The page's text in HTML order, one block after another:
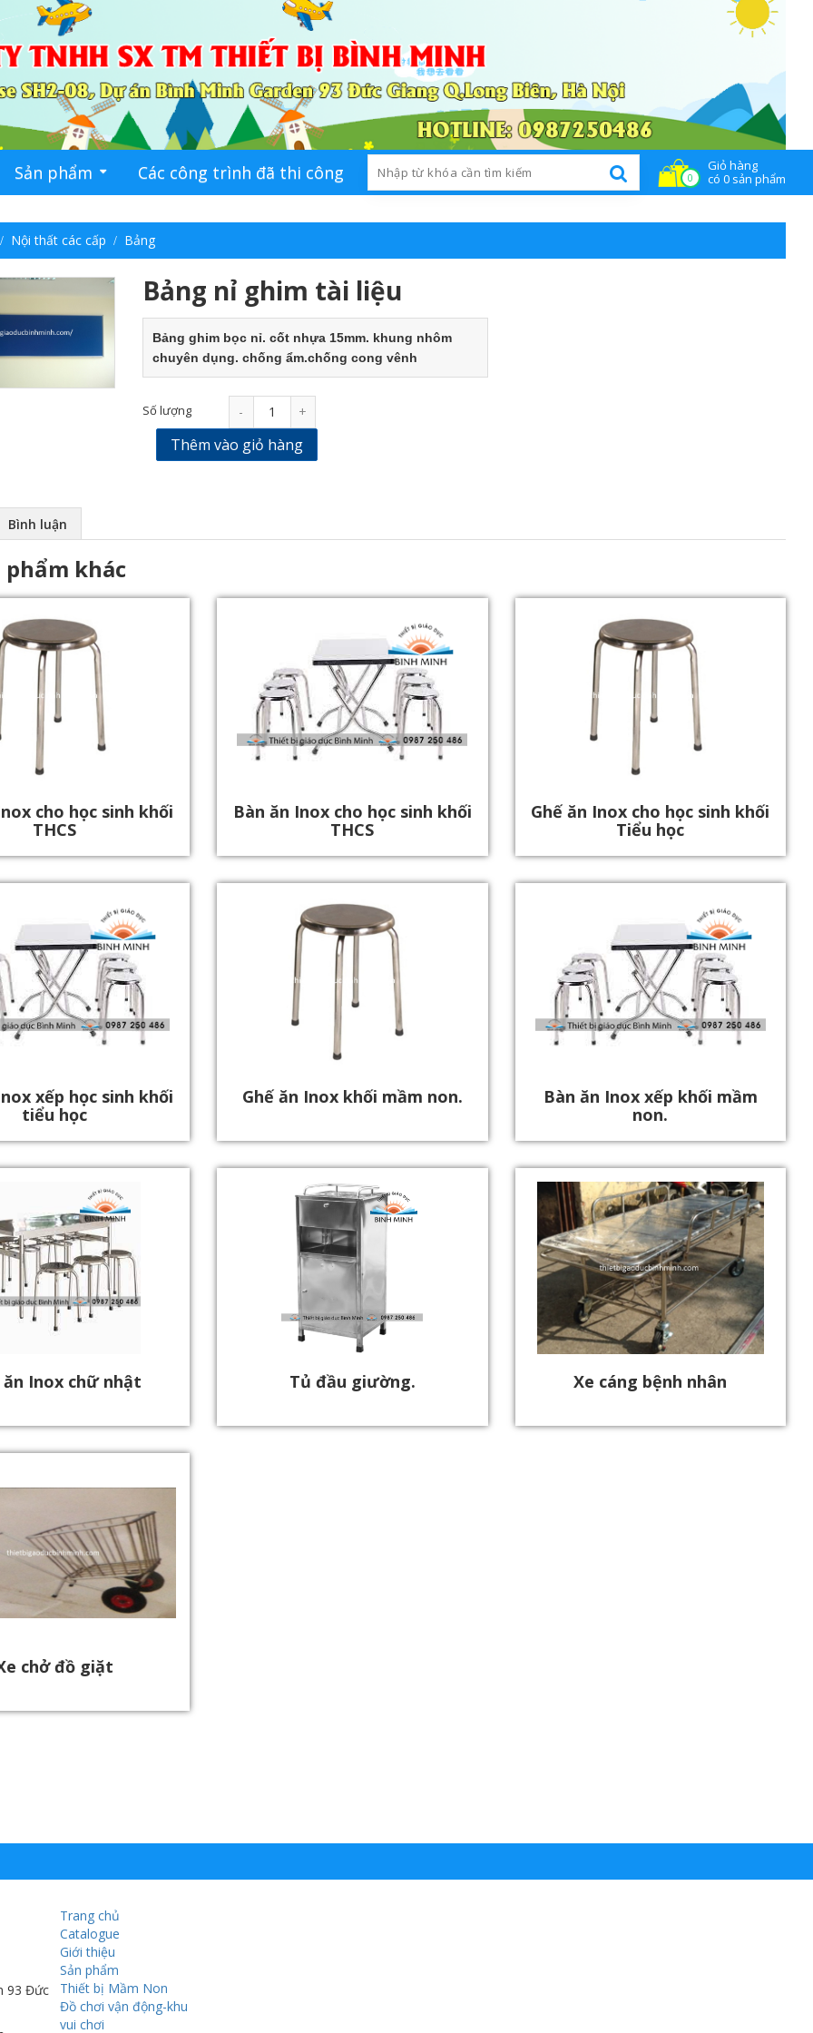
Sản phẩm Các công trình đã thi công Tin tức Liên hệ 0
Giỏ hàng
có 0 sản phẩm
Nội thất các cấp Bảng
Bảng nỉ ghim tài liệu
Bảng ghim bọc nỉ. cốt nhựa 15mm. khung nhôm
chuyên dụng. chống ẩm.chống cong vênh
Số lượng - +
Thêm vào giỏ hàng
Bình luận
phẩm khác
cho học sinh khối
THCS
Bàn ăn Inox cho học sinh khối
THCS
Ghế ăn Inox cho học sinh khối
Tiểu học
xếp học sinh khối
tiểu học
Ghế ăn Inox khối mầm non.
Bàn ăn Inox xếp khối mầm
non.
ăn Inox chữ nhật Tủ đầu giường. Xe cáng bệnh nhân
chở đồ giặt
93 Đức
Trang chủ
Catalogue
Giới thiệu
Sản phẩm
Thiết bị Mầm Non
Đồ chơi vận động-khu
vui chơi